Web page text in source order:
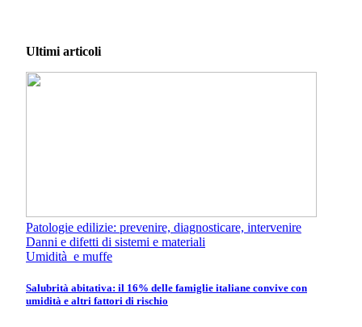
Ultimi articoli
Patologie edilizie: prevenire, diagnosticare, intervenire
Danni e difetti di sistemi e materiali
Umidità e muffe
Salubrità abitativa: il 16% delle famiglie italiane convive con
umidità e altri fattori di rischio